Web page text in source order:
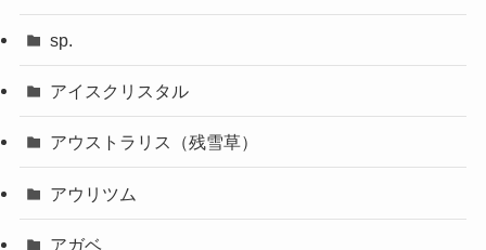
sp.
アイスクリスタル
アウストラリス（残雪草）
アウリツム
アガベ